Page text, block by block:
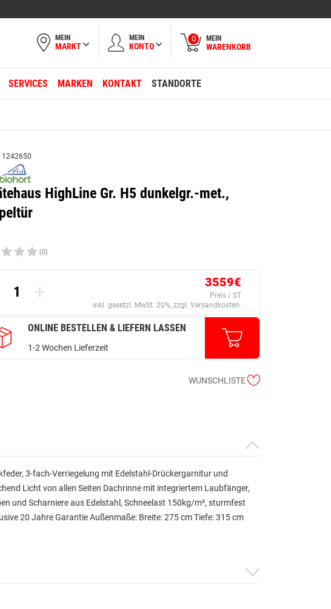
MEIN
MARKT
MEIN
KONTO
0 MEIN
WARENKORB
SERVICES MARKEN KONTAKT STANDORTE
1242650
HighLine Gr. H5 dunkelgr.-met.,
(0)
+ 3559€
Preis / ST
inkl. gesetzl. MwSt. 20%, zzgl. Versandkosten.
ONLINE BESTELLEN & LIEFERN LASSEN
1-2 Wochen Lieferzeit
WUNSCHLISTE
3-fach-Verriegelung mit Edelstahl-Drückergarnitur und
Licht von allen Seiten Dachrinne mit integriertem Laubfänger,
und Scharniere aus Edelstahl, Schneelast 150kg/m², sturmfest
20 Jahre Garantie Außenmaße: Breite: 275 cm Tiefe: 315 cm